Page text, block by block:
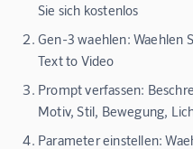
Sie sich kostenlos
Gen-3 waehlen: Waehlen
Text to Video
Prompt verfassen:
Motiv, Stil, Bewegung,
Parameter einstellen: